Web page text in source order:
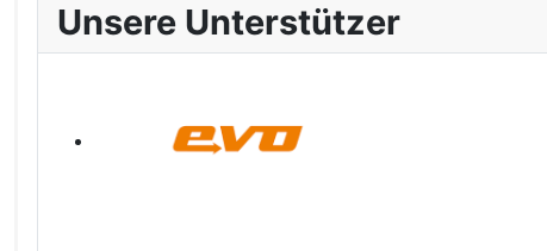
Unsere Unterstützer